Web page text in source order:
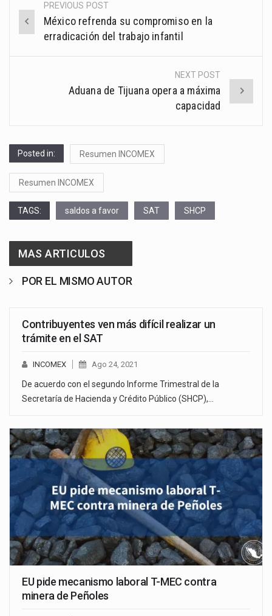
Post
navigation
PREVIOUS POST
México refrenda su compromiso en la
erradicación del trabajo infantil
NEXT POST
Aduana de Tijuana opera a máxima
capacidad
Posted in: Resumen INCOMEX
Resumen INCOMEX
TAGS: saldos a favor SAT SHCP
MAS ARTICULOS
POR EL MISMO AUTOR
Contribuyentes ven más difícil realizar un
trámite en el SAT
INCOMEX Ago 24, 2021
De acuerdo con el segundo Informe Trimestral de la
Secretaría de Hacienda y Crédito Público (SHCP),…
EU pide mecanismo laboral T-MEC contra
minera de Peñoles